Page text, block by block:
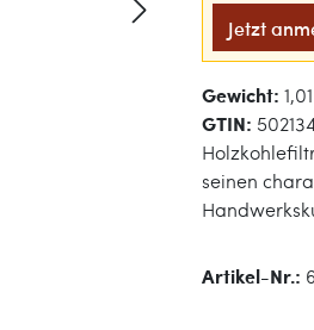
Jetzt
Gewicht:
GTIN:
seinen
Artikel-Nr.: